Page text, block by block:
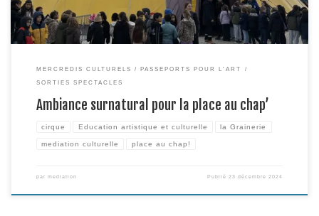
MERCREDIS CULTURELS
PASSEPORTS POUR L'ART
SORTIES SPECTACLES
Ambiance surnatural pour la place au chap’
cirque Education artistique et culturelle la Grainerie
mediation culturelle place au chap!
par mediation Publié23 décembre 2024